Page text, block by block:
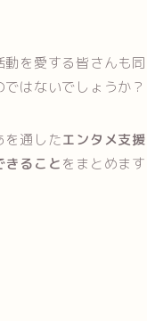
を愛する皆さんも同
ではないでしょうか？
を通したエンタメ支
きることをまとめます